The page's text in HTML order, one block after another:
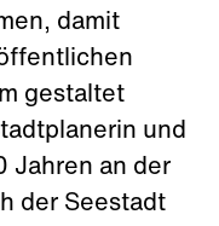
damit
gestaltet
und
Jahren an der
der Seestadt